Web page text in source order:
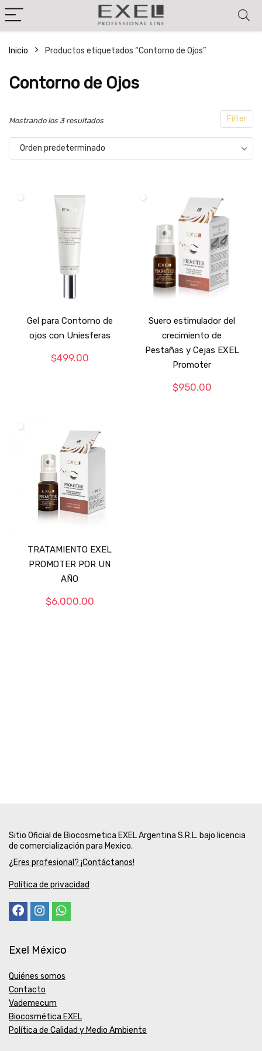
Inicio Productos etiquetados “Contorno de Ojos”
Contorno de Ojos
Filter
Mostrando los 3 resultados
Orden predeterminado
Gel para Contorno de
ojos con Uniesferas
$499.00
Suero estimulador del
crecimiento de
Pestañas y Cejas EXEL
Promoter
$950.00
TRATAMIENTO EXEL
PROMOTER POR UN
AÑO
$6,000.00
Sitio Oficial de Biocosmetica EXEL Argentina S.R.L. bajo licencia
de comercialización para Mexico.
¿Eres profesional? ¡Contáctanos!
Política de privacidad
Exel México
Quiénes somos
Contacto
Vademecum
Biocosmética EXEL
Política de Calidad y Medio Ambiente